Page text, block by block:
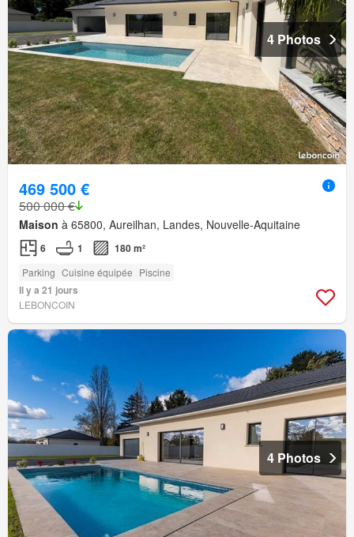
4 Photos
469 500 €
500 000 €
Maison à 65800, Aureilhan, Landes, Nouvelle-Aquitaine
6 1 180 m²
Parking Cuisine équipée Piscine
Il y a 21 jours
LEBONCOIN
4 Photos